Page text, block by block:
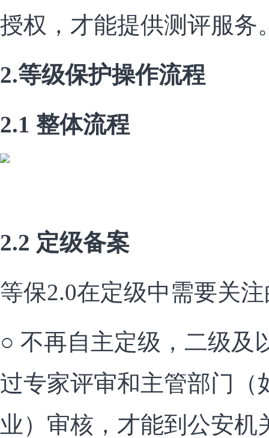
授权，才能提供测评服务
2.等级保护操作流程
2.1 整体流程
2.2 定级备案
等保2.0在定级中需要关
○ 不再自主定级，二级及
过专家评审和主管部门（
业）审核，才能到公安机